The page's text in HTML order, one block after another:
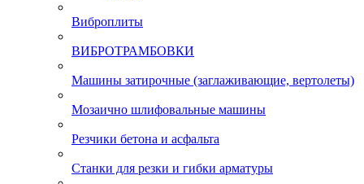
Виброплиты
ВИБРОТРАМБОВКИ
Машины затирочные (заглаживающие, вертолеты)
Мозаично шлифовальные машины
Резчики бетона и асфальта
Станки для резки и гибки арматуры